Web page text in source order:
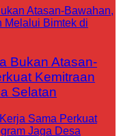
Bukan Atasan-
Kemitraan
Selatan